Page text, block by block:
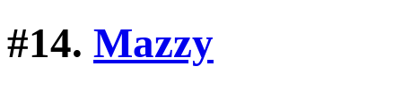
#14. Mazzy